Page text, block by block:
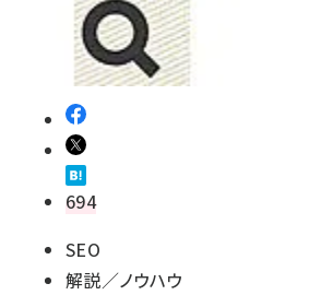
694
SEO
解説／ノウハウ